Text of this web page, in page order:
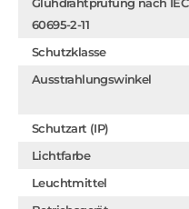
60695-2-11
Schutzklasse
Ausstrahlungswinkel
Schutzart (IP)
Lichtfarbe
Leuchtmittel